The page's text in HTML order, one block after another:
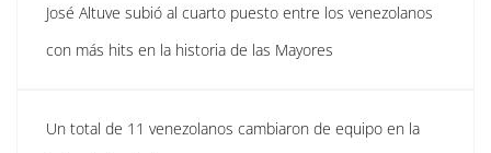
José Altuve subió al cuarto puesto entre los venezolanos
con más hits en la historia de las Mayores
Un total de 11 venezolanos cambiaron de equipo en la